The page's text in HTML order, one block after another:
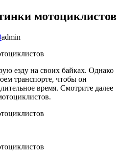
мотоциклистов
admin
езду на своих байках. Однако
транспорте, чтобы он
время. Смотрите далее